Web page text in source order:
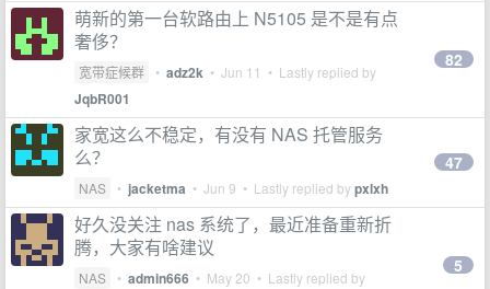
萌新的第一台软路由上 N5105 是不是有点
奢侈？
宽带症候群 • adz2k • Jun 11 • Lastly replied by
JqbR001
82
家宽这么不稳定，有没有 NAS 托管服务
么？
NAS • jacketma • Jun 9 • Lastly replied bypxlxh
47
好久没关注 nas 系统了，最近准备重新折
腾，大家有啥建议
NAS • admin666 • May 20 • Lastly replied by
5